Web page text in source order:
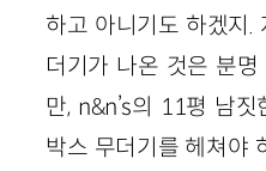
하고 아니기도 하겠지.
더기가 나온 것은 분
만, n&n’s의 11평 남
박스 무더기를 헤쳐야